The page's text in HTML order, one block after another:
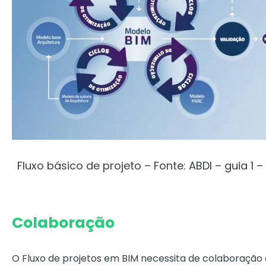
Fluxo básico de projeto – Fonte: ABDI – guia 1
Colaboração
O Fluxo de projetos em BIM necessita de